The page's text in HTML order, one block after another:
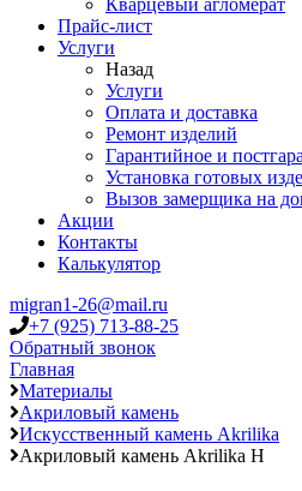
Кварцевый агломерат
Прайс-лист
Услуги
Назад
Услуги
Оплата и доставка
Ремонт изделий
Гарантийное и
Установка готовых
Вызов замерщика на
Акции
Контакты
Калькулятор
migran1-26@mail.ru
+7 (925) 713-88-25
Обратный звонок
Главная
Материалы
Акриловый камень
Искусственный камень Akrilika
Акриловый камень Akrilika H